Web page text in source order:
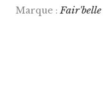
Marque :Fair'belle